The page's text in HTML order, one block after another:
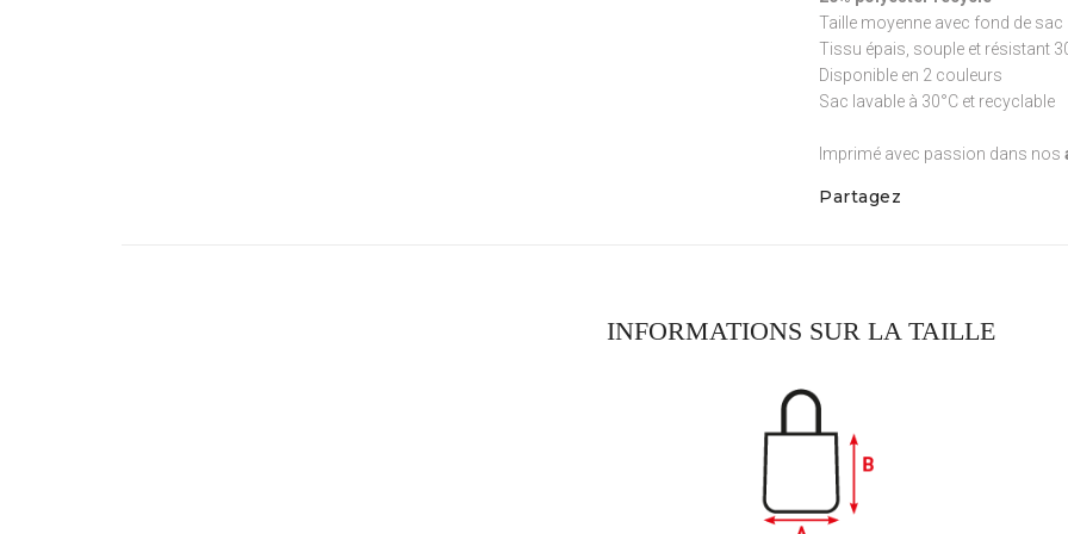
Taille moyenne avec fond de sac
Tissu épais, souple et résistant
Disponible en 2 couleurs
Sac lavable à 30°C et recyclable
Imprimé avec passion dans nos
Partagez
INFORMATIONS SUR LA TAILLE